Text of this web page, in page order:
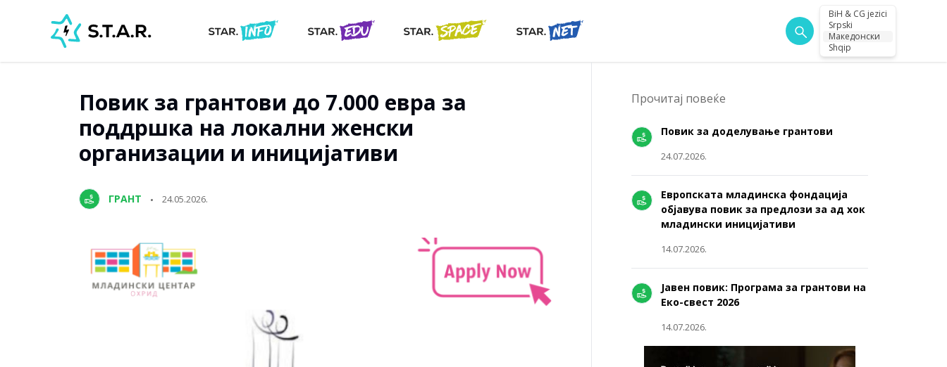
BiH & CG jezici
Srpski
Македонски
Shqip
Повик за грантови до 7.000 евра за
поддршка на локални женски
организации и иницијативи
ГРАНТ 24.05.2026.
Прочитај повеќе
Повик за доделување грантови
24.07.2026.
Европската младинска фондација
објавува повик за предлози за ад хок
младински иницијативи
14.07.2026.
Јавен повик: Програма за грантови на
Еко-свест 2026
14.07.2026.